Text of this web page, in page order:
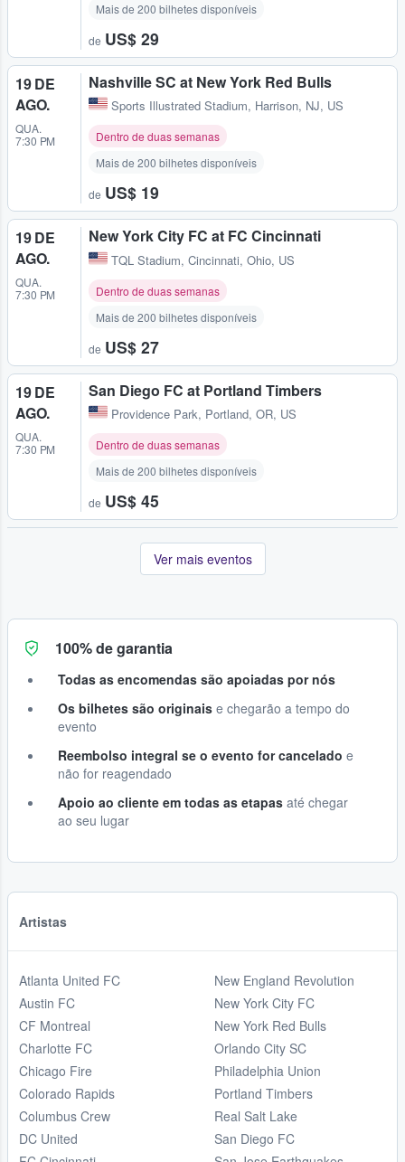
Mais de 200 bilhetes disponíveis
de US$ 29
19 DE
AGO.
QUA.
7:30 PM
Nashville SC at New York Red Bulls
Sports Illustrated Stadium, Harrison, NJ, US
Dentro de duas semanas
Mais de 200 bilhetes disponíveis
de US$ 19
19 DE
AGO.
QUA.
7:30 PM
New York City FC at FC Cincinnati
TQL Stadium, Cincinnati, Ohio, US
Dentro de duas semanas
Mais de 200 bilhetes disponíveis
de US$ 27
19 DE
AGO.
QUA.
7:30 PM
San Diego FC at Portland Timbers
Providence Park, Portland, OR, US
Dentro de duas semanas
Mais de 200 bilhetes disponíveis
de US$ 45
Ver mais eventos
100% de garantia
Todas as encomendas são apoiadas por nós
Os bilhetes são originais e chegarão a tempo do
evento
Reembolso integral se o evento for cancelado e
não for reagendado
Apoio ao cliente em todas as etapas até chegar
ao seu lugar
Artistas
Atlanta United FC
Austin FC
CF Montreal
Charlotte FC
Chicago Fire
Colorado Rapids
Columbus Crew
DC United
New England Revolution
New York City FC
New York Red Bulls
Orlando City SC
Philadelphia Union
Portland Timbers
Real Salt Lake
San Diego FC